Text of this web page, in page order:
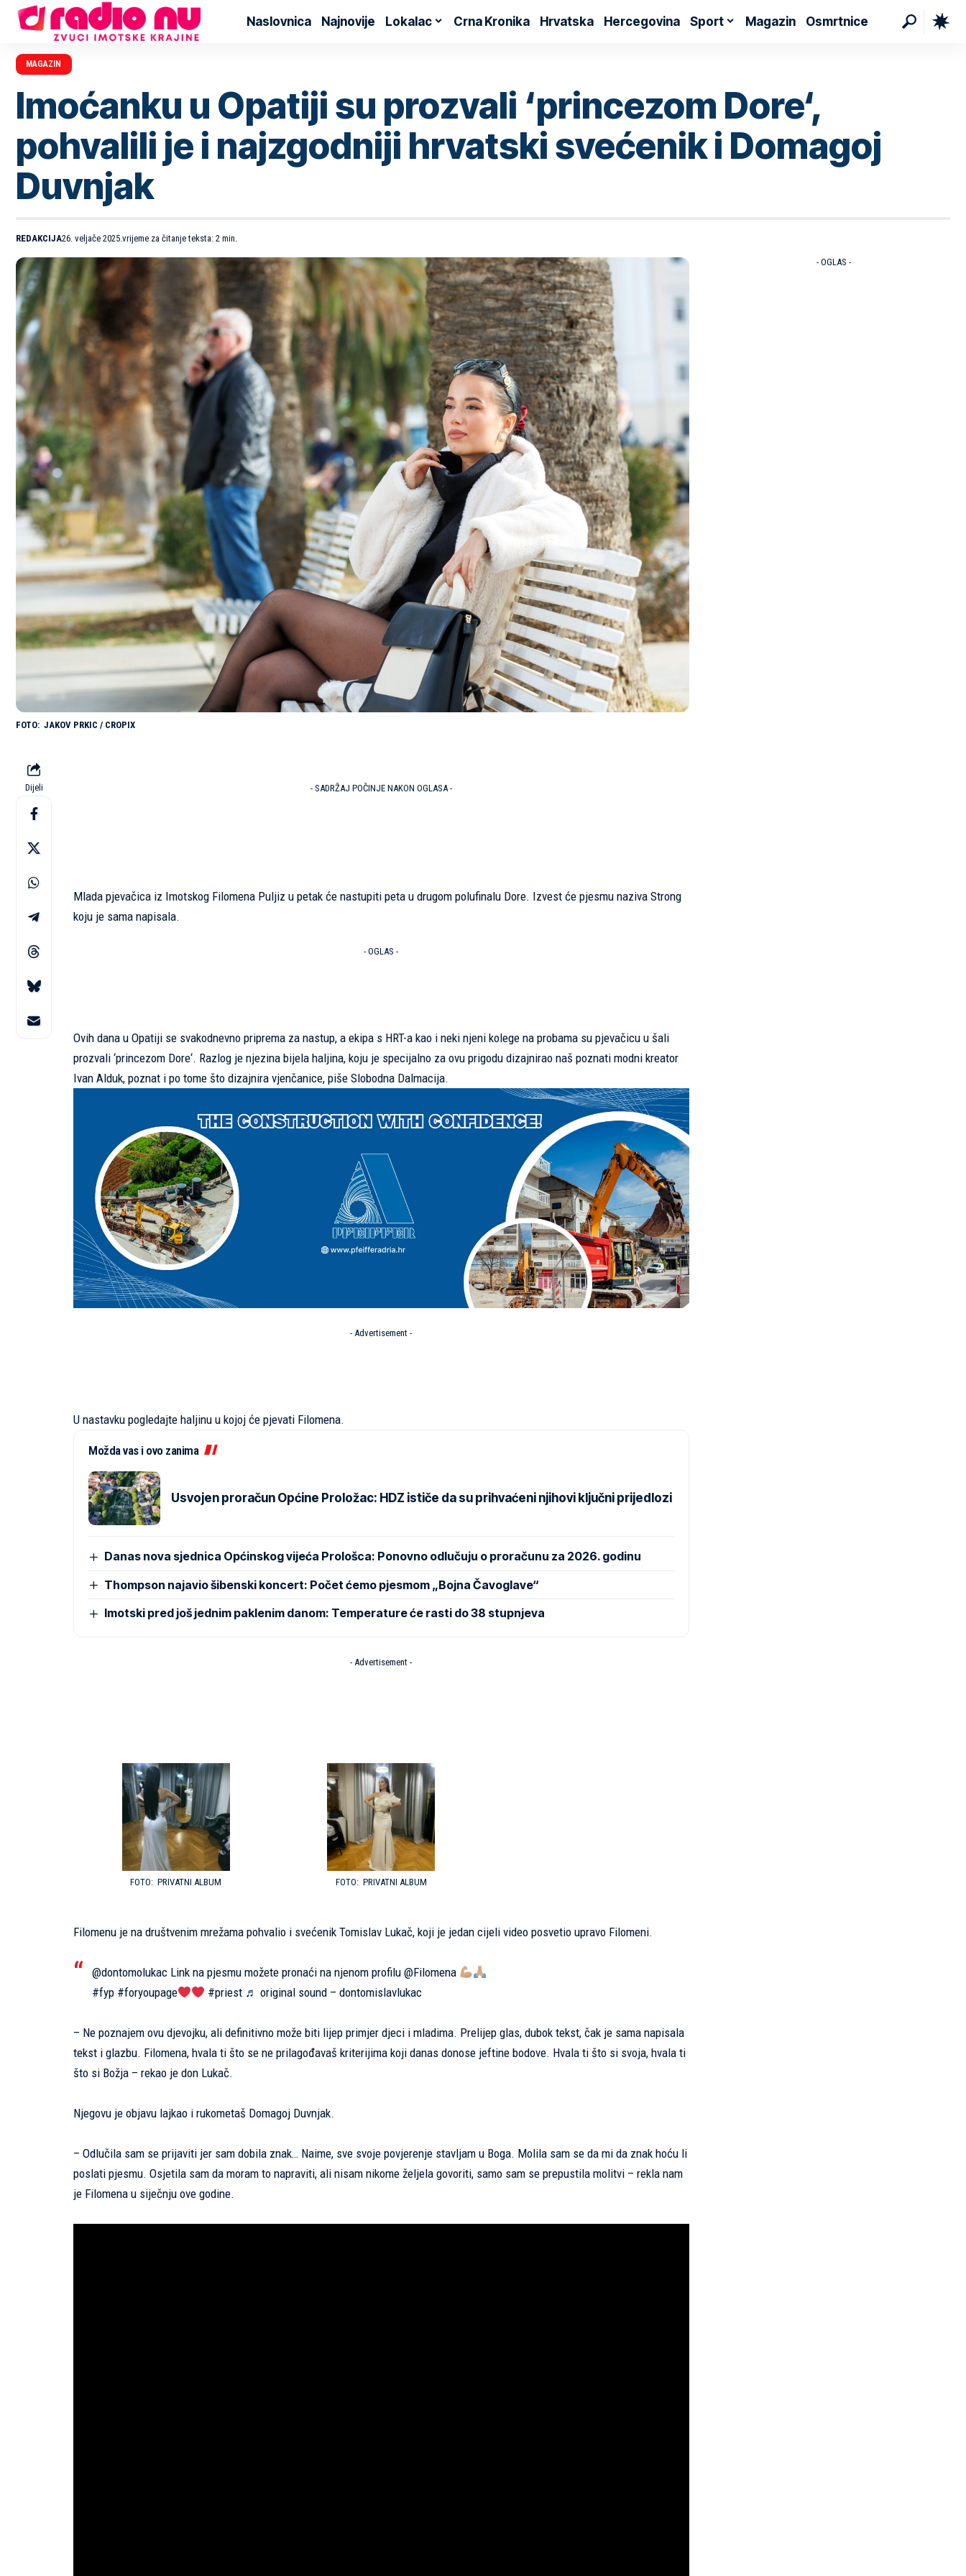
Naslovnica Najnovije Lokalac Crna Kronika Hrvatska Hercegovina Sport Magazin Osmrtnice
MAGAZIN
Imoćanku u Opatiji su prozvali ‘princezom Dore‘,
pohvalili je i najzgodniji hrvatski svećenik i Domagoj
Duvnjak
REDAKCIJA26. veljače 2025. vrijeme za čitanje teksta: 2 min.
JAKOV PRKIC / CROPIX
Dijeli - SADRŽAJ POČINJE NAKON OGLASA -
Mlada pjevačica iz Imotskog Filomena Puljiz u petak će nastupiti peta u drugom polufinalu Dore. Izvest će pjesmu naziva Strong
koju je sama napisala.
- OGLAS -
Ovih dana u Opatiji se svakodnevno priprema za nastup, a ekipa s HRT-a kao i neki njeni kolege na probama su pjevačicu u šali
prozvali ‘princezom Dore‘. Razlog je njezina bijela haljina, koju je specijalno za ovu prigodu dizajnirao naš poznati modni kreator
Ivan Alduk, poznat i po tome što dizajnira vjenčanice, piše Slobodna Dalmacija.
- Advertisement -
U nastavku pogledajte haljinu u kojoj će pjevati Filomena.
Možda vas i ovo zanima
Usvojen proračun Općine Proložac: HDZ ističe da su prihvaćeni njihovi ključni prijedlozi
Danas nova sjednica Općinskog vijeća Prološca: Ponovno odlučuju o proračunu za 2026. godinu
Thompson najavio šibenski koncert: Počet ćemo pjesmom „Bojna Čavoglave“
Imotski pred još jednim paklenim danom: Temperature će rasti do 38 stupnjeva
- Advertisement -
PRIVATNI ALBUM PRIVATNI ALBUM
Filomenu je na društvenim mrežama pohvalio i svećenik Tomislav Lukač, koji je jedan cijeli video posvetio upravo Filomeni.
@dontomolukac Link na pjesmu možete pronaći na njenom profilu @Filomena
#fyp #foryoupage #priest ♬ original sound – dontomislavlukac
– Ne poznajem ovu djevojku, ali definitivno može biti lijep primjer djeci i mladima. Prelijep glas, dubok tekst, čak je sama napisala
tekst i glazbu. Filomena, hvala ti što se ne prilagođavaš kriterijima koji danas donose jeftine bodove. Hvala ti što si svoja, hvala ti
što si Božja – rekao je don Lukač.
Njegovu je objavu lajkao i rukometaš Domagoj Duvnjak.
– Odlučila sam se prijaviti jer sam dobila znak… Naime, sve svoje povjerenje stavljam u Boga. Molila sam se da mi da znak hoću li
poslati pjesmu. Osjetila sam da moram to napraviti, ali nisam nikome željela govoriti, samo sam se prepustila molitvi – rekla nam
je Filomena u siječnju ove godine.
- OGLAS -